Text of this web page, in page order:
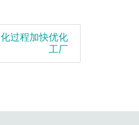
过程加快优化
工厂